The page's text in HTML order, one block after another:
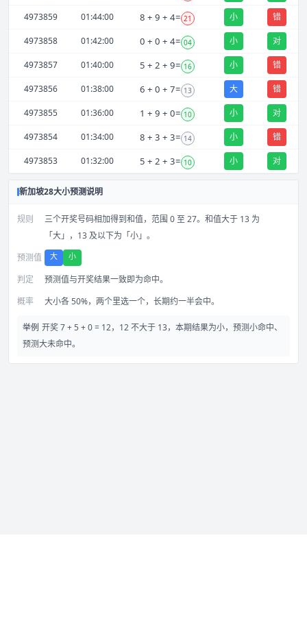
4973859 01:44:00 8 + 9 + 4= 21 小 错
4973858 01:42:00 0 + 0 + 4= 04 小 对
4973857 01:40:00 5 + 2 + 9= 16 小 错
4973856 01:38:00 6 + 0 + 7= 13 大 错
4973855 01:36:00 1 + 9 + 0= 10 小 对
4973854 01:34:00 8 + 3 + 3= 14 小 错
4973853 01:32:00 5 + 2 + 3= 10 小 对
新加坡28大小预测说明
规则
三个开奖号码相加得到和值，范围 0 至 27。和值大于 13 为
「大」，13 及以下为「小」。
预测值
大 小
判定
预测值与开奖结果一致即为命中。
概率
大小各 50%，两个里选一个，长期约一半会中。
举例 开奖 7 + 5 + 0 = 12，12 不大于 13，本期结果为小，预测小命中、
预测大未命中。